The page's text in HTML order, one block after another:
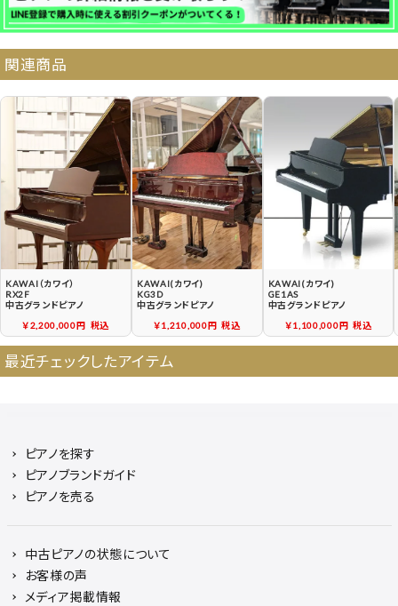
納品・サービス・消音取付可能エリア
よくある質問 送料について
契約後の流れ 保証サービス
中古ピアノ買戻しサービ
ス
中古ピアノの状態につい
て
関連商品
KAWAI（カワイ）
RX2F
中古グランドピアノ
￥2,200,000円
税込
KAWAI(カワイ)
KG3D
中古グランドピアノ
￥1,210,000円
税込
KAWAI(カワイ)
GE1AS
中古グランドピアノ
￥1,100,000円
税込
最近チェックしたアイテム
ピアノを探す
ピアノブランドガイド
ピアノを売る
中古ピアノの状態について
お客様の声
メディア掲載情報